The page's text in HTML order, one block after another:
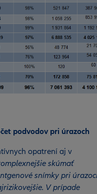
podvodov pri úrazoch
opatrení aj v
skúmať
snímky pri
V prípade